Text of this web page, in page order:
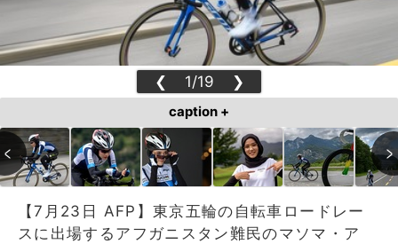
❮ 1/19 ❯
caption +
【7月23日 AFP】東京五輪の自転車ロードレー
スに出場するアフガニスタン難民のマソマ・ア